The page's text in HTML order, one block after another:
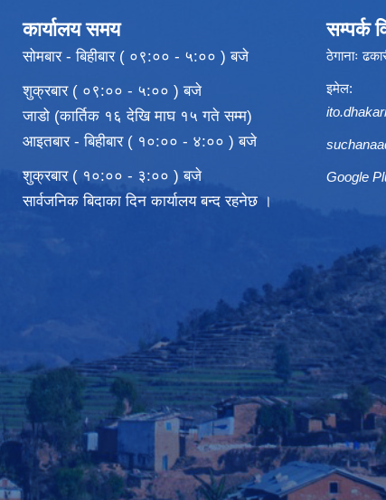
कार्यालय समय
सोमबार - बिहीबार ( ०९:०० - ५:०० ) बजे
शुक्रबार ( ०९:०० - ५:०० ) बजे
जाडो (कार्तिक १६ देखि माघ १५ गते सम्म)
आइतबार - बिहीबार ( १०:०० - ४:०० ) बजे
शुक्रबार ( १०:०० - ३:०० ) बजे
सार्वजनिक बिदाका दिन कार्यालय बन्द रहनेछ ।
सम्पर्क
ठेगानाः
इमेल:
Google